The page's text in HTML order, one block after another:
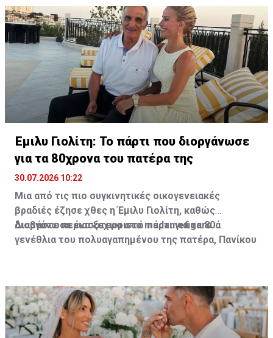
τους αμπελώνες του. Μέχρι στιγμής, ωστόσο, δεν
υπάρχουν ενδείξεις ότι το Château Miraval έχει
υποστεί ζημιές.
Έμιλυ Γιολίτη: Το πάρτι που διοργάνωσε
για τα 80χρονα του πατέρα της
30.07.2026 10:22
Μια από τις πιο συγκινητικές οικογενειακές
βραδιές έζησε χθες η Έμιλυ Γιολίτη, καθώς
διοργάνωσε ένα ξεχωριστό πάρτι για τα 80ά
γενέθλια του πολυαγαπημένου της πατέρα, Πανίκου
Διαβάστε περισσότερα στο madamefigaro